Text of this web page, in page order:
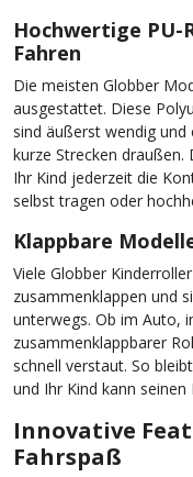
Hochwertige PU-
Fahren
Die meisten Globber
ausgestattet. Diese
sind äußerst wendig
kurze Strecken draußen.
Ihr Kind jederzeit die
selbst tragen oder
Klappbare
Viele Globber
zusammenklappen und
unterwegs. Ob im Auto,
zusammenklappbarer
schnell verstaut. So
und Ihr Kind kann seinen
Innovative
Fahrspaß